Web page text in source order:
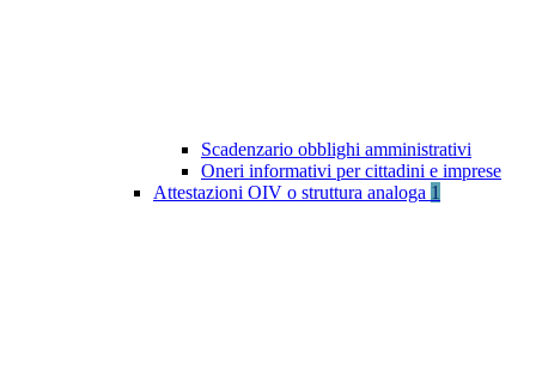
Scadenzario obblighi amministrativi
Oneri informativi per cittadini e imprese
Attestazioni OIV o struttura analoga 1